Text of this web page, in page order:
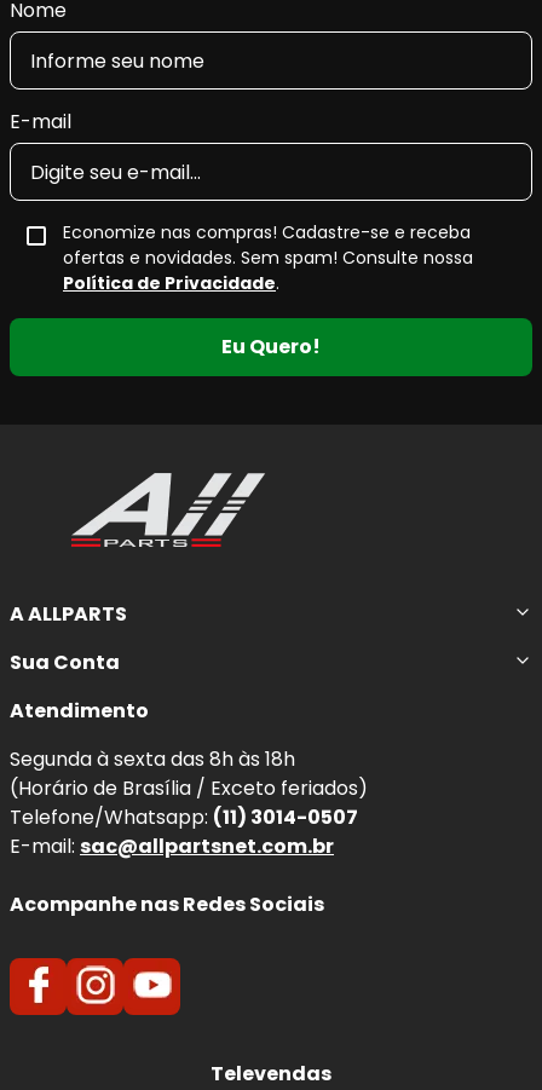
Nome
E-mail
Economize nas compras! Cadastre-se e receba
ofertas e novidades. Sem spam! Consulte nossa
Política de Privacidade.
Eu Quero!
A ALLPARTS
Sua Conta
Atendimento
Segunda à sexta das 8h às 18h
(Horário de Brasília / Exceto feriados)
Telefone/Whatsapp: (11) 3014-0507
E-mail: sac@allpartsnet.com.br
Acompanhe nas Redes Sociais
Televendas